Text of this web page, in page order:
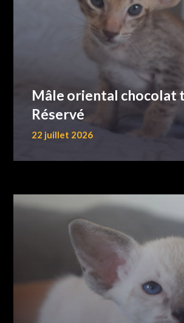
Mâle oriental chocolat
Réservé
22 juillet 2026